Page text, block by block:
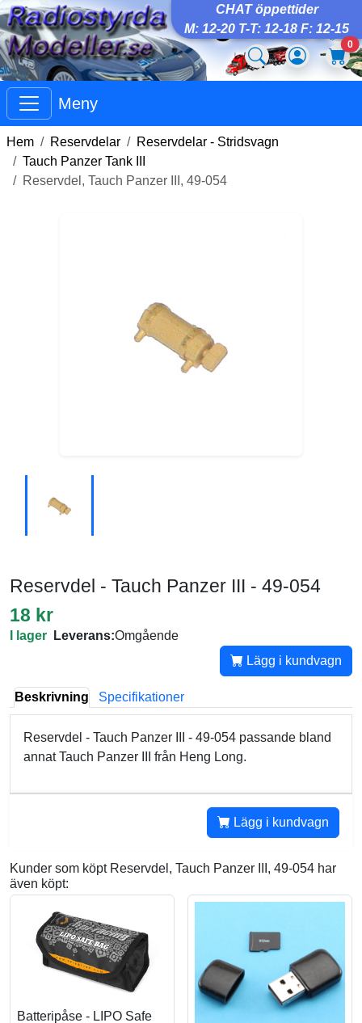
CHAT öppettider
M: 12-20 T-T: 12-18 F: 12-15
0
Meny
Hem Reservdelar
Reservdelar - Stridsvagn
Tauch Panzer Tank III
Reservdel, Tauch Panzer III, 49-054
Reservdel - Tauch Panzer III - 49-054
18 kr
I lager Leverans:Omgående
Lägg i kundvagn
Beskrivning Specifikationer
Reservdel - Tauch Panzer III - 49-054 passande bland
annat Tauch Panzer III från Heng Long.
Lägg i kundvagn
Kunder som köpt Reservdel, Tauch Panzer III, 49-054 har
även köpt:
Batteripåse - LIPO Safe